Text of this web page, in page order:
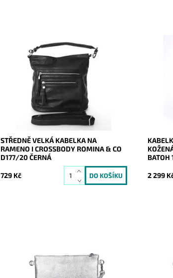
Crossbody kabelka značky ROMINA &
CO v klasické černé barvě. Vzhledově i
prakticky je velmi dobře řešená, stane
se oblíbenou součástí ženy.
Dostupnost:
Skladem
8086
ROMINA&CO
2 roky
STŘEDNĚ VELKÁ KABELKA NA
RAMENO I CROSSBODY ROMINA & CO
D177/20 ČERNÁ
729 Kč
BATOH
2 299
kabelka značky Borse in Pelle, kterou
lze využívat i díky krátkému uchu jako
lze